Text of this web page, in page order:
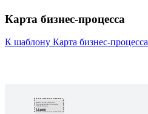
Карта бизнес-процесса
К шаблону Карта бизнес-процесса